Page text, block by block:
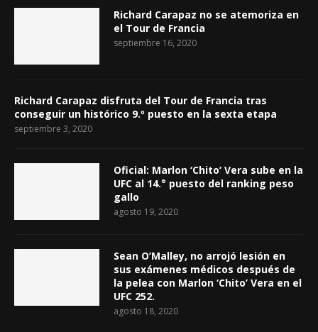
Richard Carapaz no se atemoriza en
el Tour de Francia
septiembre 16, 2020
Richard Carapaz disfruta del Tour de Francia tras
conseguir un histórico 9.º puesto en la sexta etapa
septiembre 3, 2020
Oficial: Marlon ‘Chito’ Vera sube en la
UFC al 14.° puesto del ranking peso
gallo
agosto 19, 2020
Sean O’Malley, no arrojó lesión en
sus exámenes médicos después de
la pelea con Marlon ‘Chito’ Vera en el
UFC 252.
agosto 18, 2020